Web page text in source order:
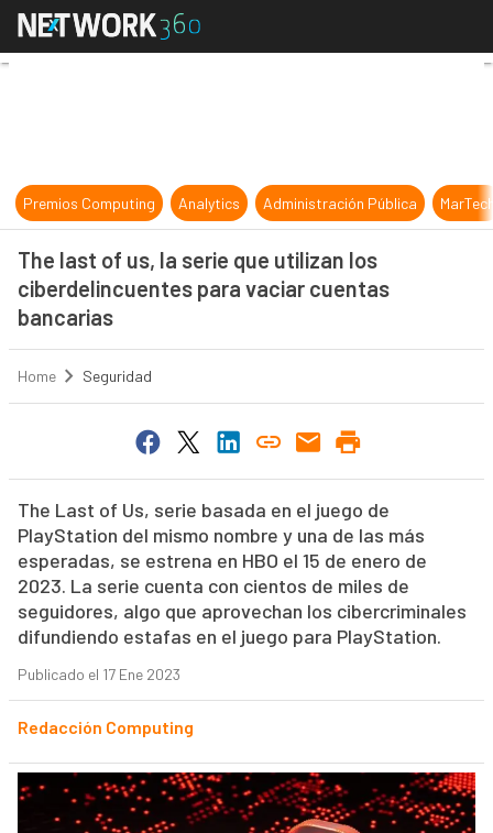
The last of us, la serie que
Premios Computing Analytics Administración Pública
The last of us, la serie que utilizan los
ciberdelincuentes para vaciar cuentas
bancarias
Home Seguridad
The Last of Us, serie basada en el juego de
PlayStation del mismo nombre y una de las más
esperadas, se estrena en HBO el 15 de enero de
2023. La serie cuenta con cientos de miles de
seguidores, algo que aprovechan los cibercriminales
difundiendo estafas en el juego para PlayStation.
Publicado el 17 Ene 2023
Redacción Computing